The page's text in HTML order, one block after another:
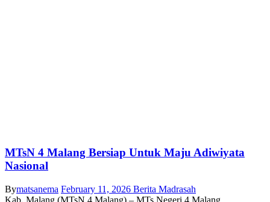
MTsN 4 Malang Bersiap Untuk Maju Adiwiyata
Nasional
Bymatsanema February 11, 2026 Berita Madrasah
Kab. Malang (MTsN 4 Malang) – MTs Negeri 4 Malang